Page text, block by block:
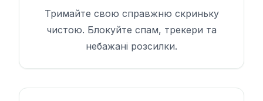
Тримайте свою справжню скриньку
чистою. Блокуйте спам, трекери та
небажані розсилки.